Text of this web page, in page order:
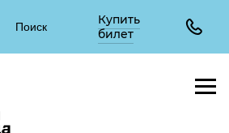
Купить
билет